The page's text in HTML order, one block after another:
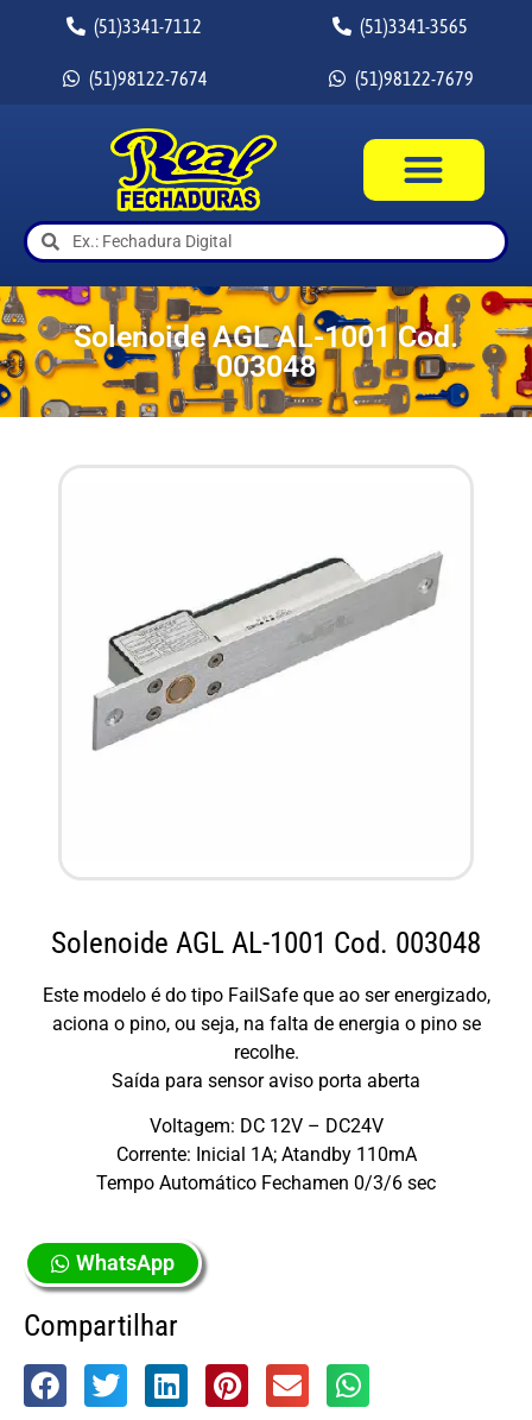
(51)3341-7112 (51)3341-3565
(51)98122-7674 (51)98122-7679
Solenoide AGL AL-1001 Cod.
003048
Solenoide AGL AL-1001 Cod. 003048
Este modelo é do tipo FailSafe que ao ser energizado,
aciona o pino, ou seja, na falta de energia o pino se
recolhe.
Saída para sensor aviso porta aberta
Voltagem: DC 12V – DC24V
Corrente: Inicial 1A; Atandby 110mA
Tempo Automático Fechamen 0/3/6 sec
WhatsApp
Compartilhar